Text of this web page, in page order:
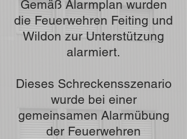
Gemäß Alarmplan wurden
die Feuerwehren Feiting und
Wildon zur Unterstützung
alarmiert.
Dieses Schreckensszenario
wurde bei einer
gemeinsamen Alarmübung
der Feuerwehren